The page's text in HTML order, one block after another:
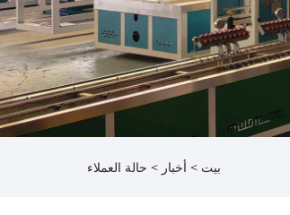
بيت > أخبار > حالة العملاء